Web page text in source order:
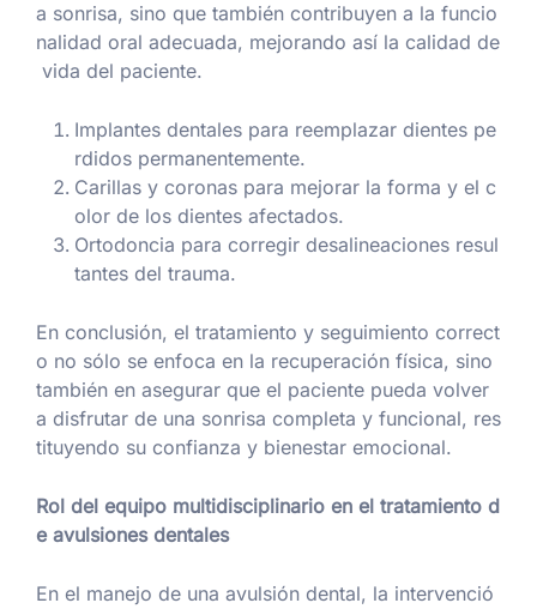
a sonrisa, sino que también contribuyen a la funcio
nalidad oral adecuada, mejorando así la calidad de
vida del paciente.
Implantes dentales para reemplazar dientes pe
rdidos permanentemente.
Carillas y coronas para mejorar la forma y el c
olor de los dientes afectados.
Ortodoncia para corregir desalineaciones resul
tantes del trauma.
En conclusión, el tratamiento y seguimiento correct
o no sólo se enfoca en la recuperación física, sino
también en asegurar que el paciente pueda volver
a disfrutar de una sonrisa completa y funcional, res
tituyendo su confianza y bienestar emocional.
Rol del equipo multidisciplinario en el tratamiento d
e avulsiones dentales
En el manejo de una avulsión dental, la intervenció